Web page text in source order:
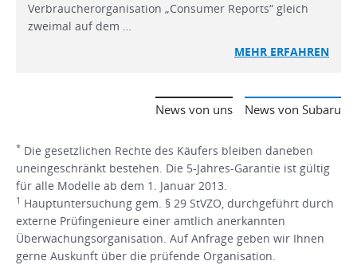
Verbraucherorganisation „Consumer Reports“ gleich
zweimal auf dem …
MEHR ERFAHREN
News von Subaru
News von uns
* Die gesetzlichen Rechte des Käufers bleiben daneben
uneingeschränkt bestehen. Die 5-Jahres-Garantie ist gültig
für alle Modelle ab dem 1. Januar 2013.
1 Hauptuntersuchung gem. § 29 StVZO, durchgeführt durch
externe Prüfingenieure einer amtlich anerkannten
Überwachungsorganisation. Auf Anfrage geben wir Ihnen
gerne Auskunft über die prüfende Organisation.